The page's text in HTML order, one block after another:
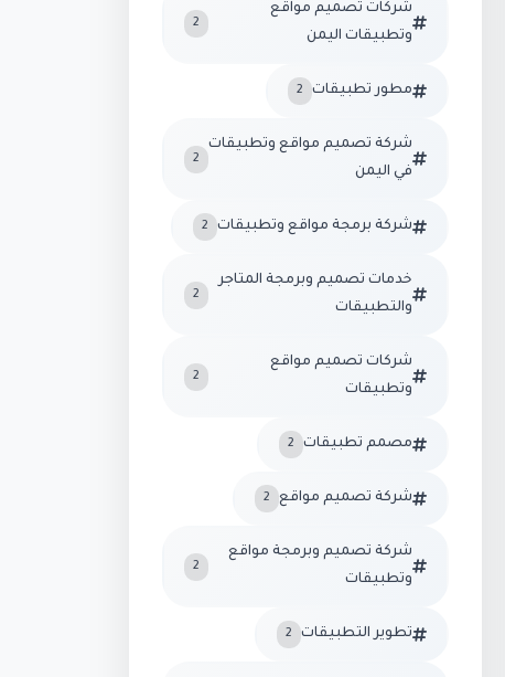
شركات تصميم مواقع
وتطبيقات اليمن
2
مطور تطبيقات 2
شركة تصميم مواقع وتطبيقات
في اليمن
2
شركة برمجة مواقع وتطبيقات 2
خدمات تصميم وبرمجة المتاجر
والتطبيقات
2
شركات تصميم مواقع
وتطبيقات
2
مصمم تطبيقات 2
شركة تصميم مواقع 2
شركة تصميم وبرمجة مواقع
وتطبيقات
2
تطوير التطبيقات 2